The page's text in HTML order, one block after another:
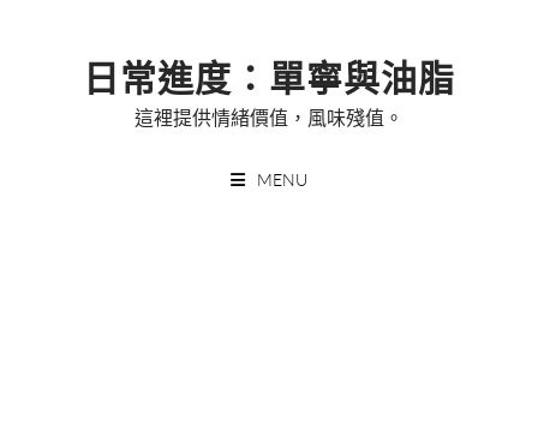
日常進度：單寧與油脂
這裡提供情緒價值，風味殘值。
MENU